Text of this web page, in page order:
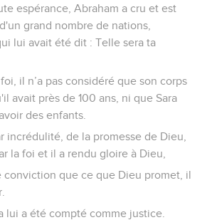
espérance, Abraham a cru et est
grand nombre de nations,
lui avait été dit : Telle sera ta
il n’a pas considéré que son corps
avait près de 100 ans, ni que Sara
des enfants.
incrédulité, de la promesse de Dieu,
la foi et il a rendu gloire à Dieu,
conviction que ce que Dieu promet, il
lui a été compté comme justice.